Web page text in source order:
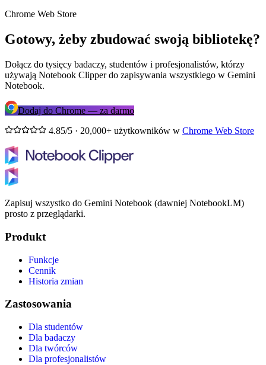
Chrome Web Store
Gotowy, żeby zbudować swoją bibliotekę?
Dołącz do tysięcy badaczy, studentów i profesjonalistów, którzy
używają Notebook Clipper do zapisywania wszystkiego w Gemini
Notebook.
Dodaj do Chrome — za darmo
4.85/5 · 20,000+ użytkowników w Chrome Web Store
Zapisuj wszystko do Gemini Notebook (dawniej NotebookLM)
prosto z przeglądarki.
Produkt
Funkcje
Cennik
Historia zmian
Zastosowania
Dla studentów
Dla badaczy
Dla twórców
Dla profesjonalistów